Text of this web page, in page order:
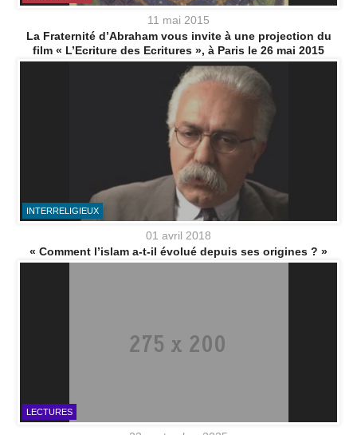
11 mai 2015
La Fraternité d’Abraham vous invite à une projection du
film « L’Ecriture des Ecritures », à Paris le 26 mai 2015
INTERRELIGIEUX
01 avril 2018
« Comment l’islam a-t-il évolué depuis ses origines ? »
LECTURES